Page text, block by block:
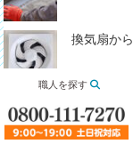
換気扇か
雨の日は
漏りは建
職人を探す